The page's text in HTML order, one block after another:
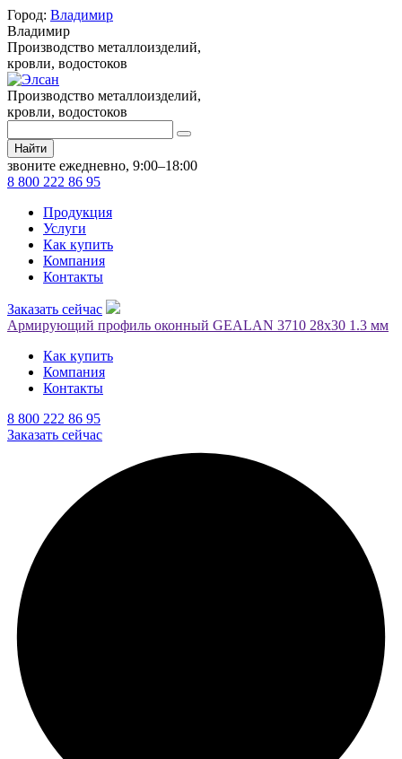
Город: Владимир
Владимир
Производство металлоизделий,
кровли, водостоков
Производство металлоизделий,
кровли, водостоков
Найти
звоните ежедневно, 9:00–18:00
8 800 222 86 95
Продукция
Услуги
Как купить
Компания
Контакты
Заказать сейчас
Армирующий профиль оконный GEALAN 3710 28х30 1.3 мм
Как купить
Компания
Контакты
8 800 222 86 95
Заказать сейчас